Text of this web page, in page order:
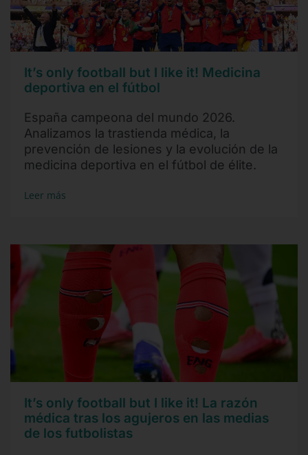
It’s only football but I like it! Medicina
deportiva en el fútbol
España campeona del mundo 2026.
Analizamos la trastienda médica, la
prevención de lesiones y la evolución de la
medicina deportiva en el fútbol de élite.
Leer más
It’s only football but I like it! La razón
médica tras los agujeros en las medias
de los futbolistas